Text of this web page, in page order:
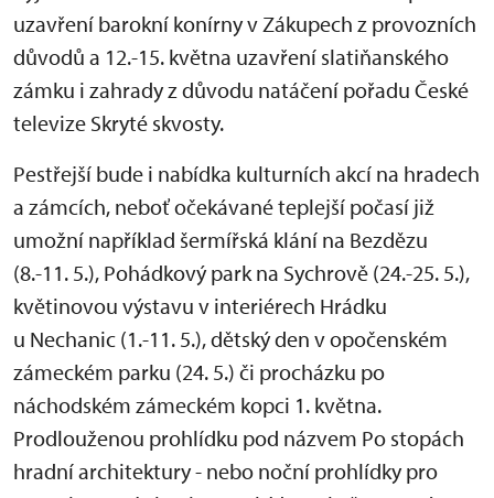
uzavření barokní konírny v Zákupech z provozních
důvodů a 12.-15. května uzavření slatiňanského
zámku i zahrady z důvodu natáčení pořadu České
televize Skryté skvosty.
Pestřejší bude i nabídka kulturních akcí na hradech
a zámcích, neboť očekávané teplejší počasí již
umožní například šermířská klání na Bezdězu
(8.-11. 5.), Pohádkový park na Sychrově (24.-25. 5.),
květinovou výstavu v interiérech Hrádku
u Nechanic (1.-11. 5.), dětský den v opočenském
zámeckém parku (24. 5.) či procházku po
náchodském zámeckém kopci 1. května.
Prodlouženou prohlídku pod názvem Po stopách
hradní architektury - nebo noční prohlídky pro